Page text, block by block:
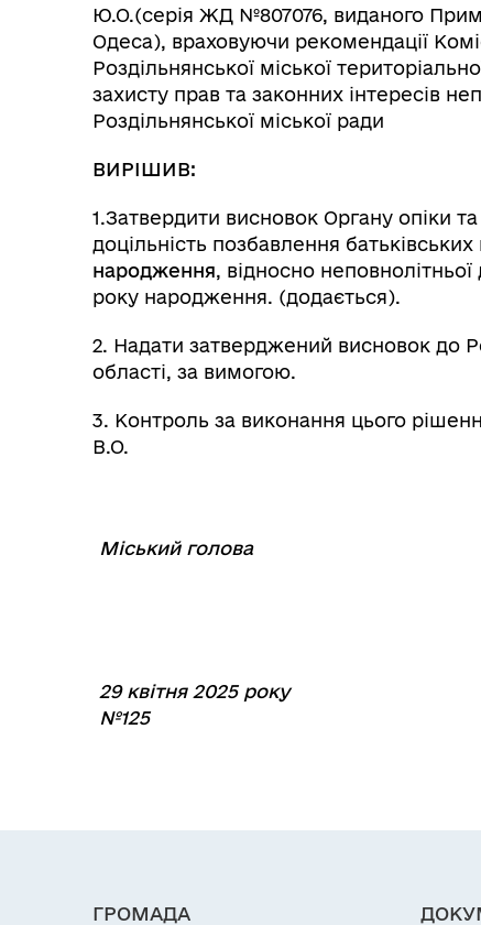
Ю.О.(серія ЖД №807076, виданого
Одеса), враховуючи рекомендації
Роздільнянської міської
захисту прав та законних інтересів
Роздільнянської міської ради
ВИРІШИВ:
1.Затвердити висновок Органу опіки
доцільність позбавлення батьківських
народження, відносно
року народження. (додається).
2. Надати затверджений висновок до
області, за вимогою.
3. Контроль за виконання цього
В.О.
Міський голова
29 квітня 2025 року
№125
ГРОМАДА